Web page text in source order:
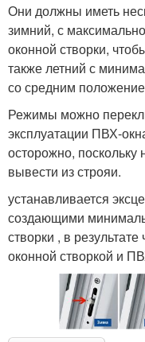
Они должны иметь
зимний, с
оконной створки,
также летний с
со средним
Режимы можно
эксплуатации ПВХ-
осторожно,
вывести из строяи.
устанавливается
создающими
створки , в
оконной створкой и